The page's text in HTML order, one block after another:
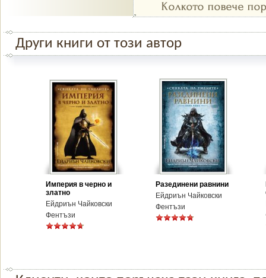
Други книги от този автор
Империя в черно и
златно
Ейдриън Чайковски
Фентъзи
Разединени равнини
Ейдриън Чайковски
Фентъзи